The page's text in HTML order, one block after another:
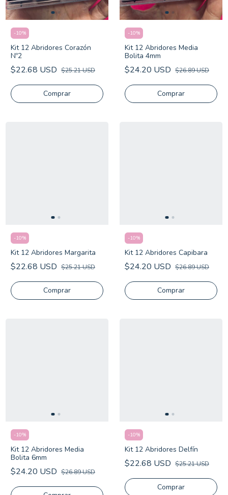
-10%
Kit 12 Abridores Corazón
Nº2
$22.68 USD $25.21 USD
-10%
Kit 12 Abridores Media
Bolita 4mm
$24.20 USD $26.89 USD
-10%
Kit 12 Abridores Margarita
$22.68 USD $25.21 USD
-10%
Kit 12 Abridores Capibara
$24.20 USD $26.89 USD
-10%
Kit 12 Abridores Media
Bolita 6mm
$24.20 USD $26.89 USD
-10%
Kit 12 Abridores Delfín
$22.68 USD $25.21 USD